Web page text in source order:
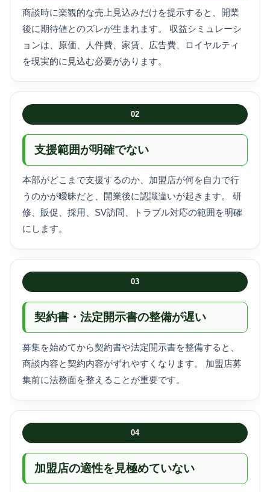
商談時に楽観的な売上見込みだけを提示すると、開業
後に期待値とのズレが生まれます。 収益シミュレーシ
ョンは、原価、人件費、家賃、広告費、ロイヤルティ
を現実的に見込む必要があります。
02
支援範囲が明確でない
本部がどこまで支援するのか、加盟店が何を自力で行
うのかが曖昧だと、開業後に認識違いが起きます。 研
修、販促、採用、SV訪問、トラブル対応の範囲を明確
にします。
03
契約書・法定開示書の整備が遅い
募集を始めてから契約書や法定開示書を整備すると、
商談内容と契約内容がずれやすくなります。 加盟店募
集前に法務面を整えることが重要です。
04
加盟店の適性を見極めていない